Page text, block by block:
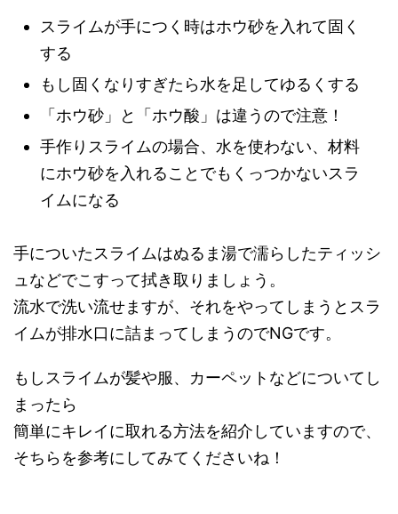
スライムが手につく時はホウ砂を入れて固く
する
もし固くなりすぎたら水を足してゆるくする
「ホウ砂」と「ホウ酸」は違うので注意！
手作りスライムの場合、水を使わない、材料
にホウ砂を入れることでもくっつかないスラ
イムになる
手についたスライムはぬるま湯で濡らしたティッシ
ュなどでこすって拭き取りましょう。
流水で洗い流せますが、それをやってしまうとスラ
イムが排水口に詰まってしまうのでNGです。
もしスライムが髪や服、カーペットなどについてし
まったら
簡単にキレイに取れる方法を紹介していますので、
そちらを参考にしてみてくださいね！